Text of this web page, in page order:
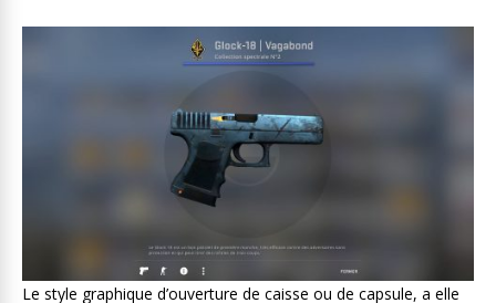
Le style graphique d’ouverture de caisse ou de capsule, a elle